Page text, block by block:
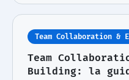
Team Collaboration &
Team
Building: la